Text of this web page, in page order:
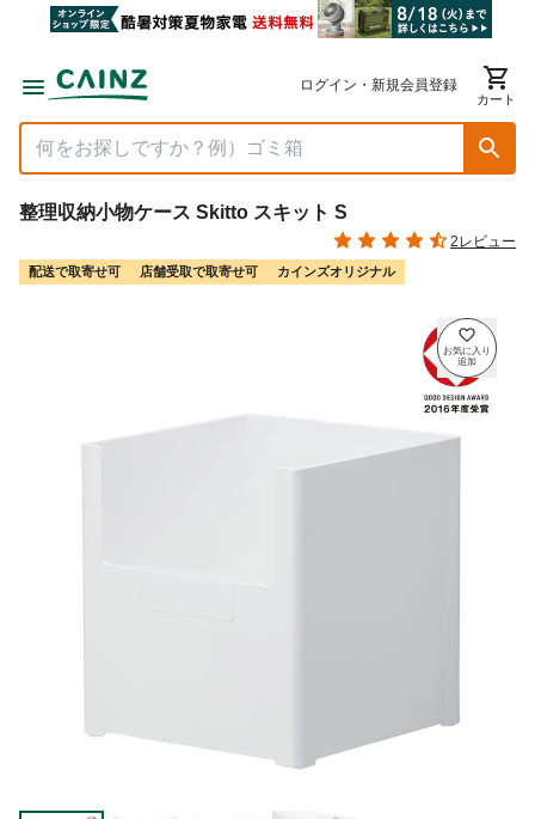
ログイン・新規会員登録
カート
整理収納小物ケース Skitto スキット S
2レビュー
配送で取寄せ可 店舗受取で取寄せ可 カインズオリジナル